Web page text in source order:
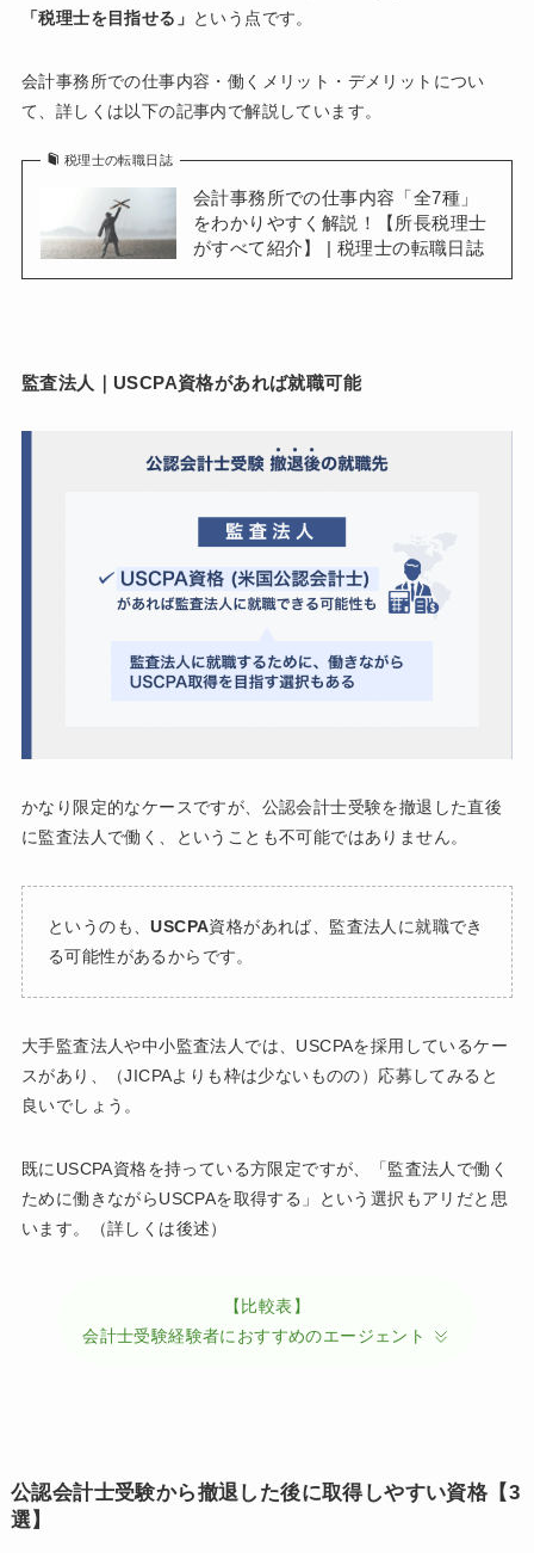
「税理士を目指せる」 という点です。
会計事務所での仕事内容・働くメリット・デメリットについ
て、詳しくは以下の記事内で解説しています。
税理士の転職日誌
会計事務所での仕事内容「全7種」
をわかりやすく解説！【所長税理士
がすべて紹介】 | 税理士の転職日誌
監査法人｜USCPA資格があれば就職可能
かなり限定的なケースですが、公認会計士受験を撤退した直後
に監査法人で働く、ということも不可能ではありません。
というのも、USCPA資格があれば、監査法人に就職でき
る可能性があるからです。
大手監査法人や中小監査法人では、USCPAを採用しているケー
スがあり、（JICPAよりも枠は少ないものの）応募してみると
良いでしょう。
既にUSCPA資格を持っている方限定ですが、「監査法人で働く
ために働きながらUSCPAを取得する」という選択もアリだと思
います。（詳しくは後述）
【比較表】
会計士受験経験者におすすめのエージェント
公認会計士受験から撤退した後に取得しやすい資格【3
選】